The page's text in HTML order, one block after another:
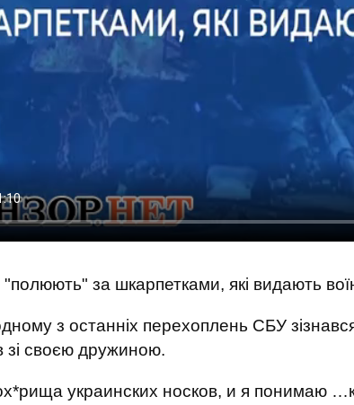
за шкарпетками, які видають
з останніх перехоплень СБУ
зі своєю дружиною.
украинских носков, и я понимаю